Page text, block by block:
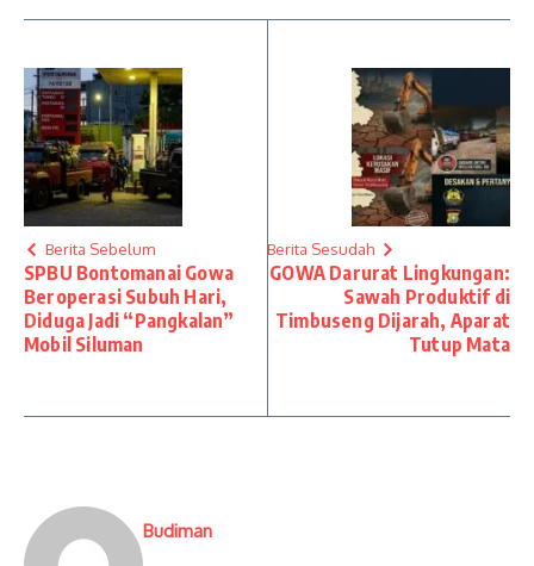
Berita Sebelum
SPBU Bontomanai Gowa
Beroperasi Subuh Hari,
Diduga Jadi “Pangkalan”
Mobil Siluman
Berita Sesudah
GOWA Darurat Lingkungan:
Sawah Produktif di
Timbuseng Dijarah, Aparat
Tutup Mata
Budiman